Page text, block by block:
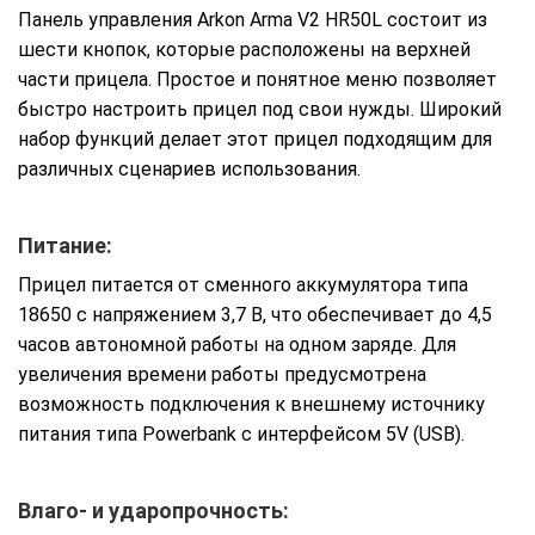
Панель управления Arkon Arma V2 HR50L состоит из
шести кнопок, которые расположены на верхней
части прицела. Простое и понятное меню позволяет
быстро настроить прицел под свои нужды. Широкий
набор функций делает этот прицел подходящим для
различных сценариев использования.
Питание:
Прицел питается от сменного аккумулятора типа
18650 с напряжением 3,7 В, что обеспечивает до 4,5
часов автономной работы на одном заряде. Для
увеличения времени работы предусмотрена
возможность подключения к внешнему источнику
питания типа Powerbank с интерфейсом 5V (USB).
Влаго- и ударопрочность: